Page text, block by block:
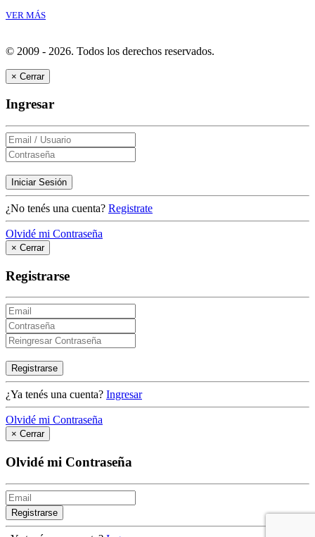
VER MÁS
© 2009 - 2026. Todos los derechos reservados.
× Cerrar
Ingresar
Iniciar Sesión
¿No tenés una cuenta? Registrate
Olvidé mi Contraseña
× Cerrar
Registrarse
Registrarse
¿Ya tenés una cuenta? Ingresar
Olvidé mi Contraseña
× Cerrar
Olvidé mi Contraseña
Registrarse